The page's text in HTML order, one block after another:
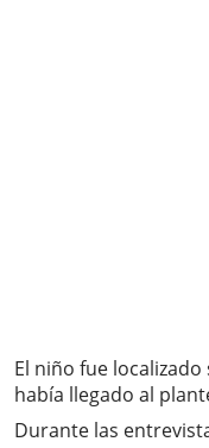
El niño fue
había llegado al
Durante las